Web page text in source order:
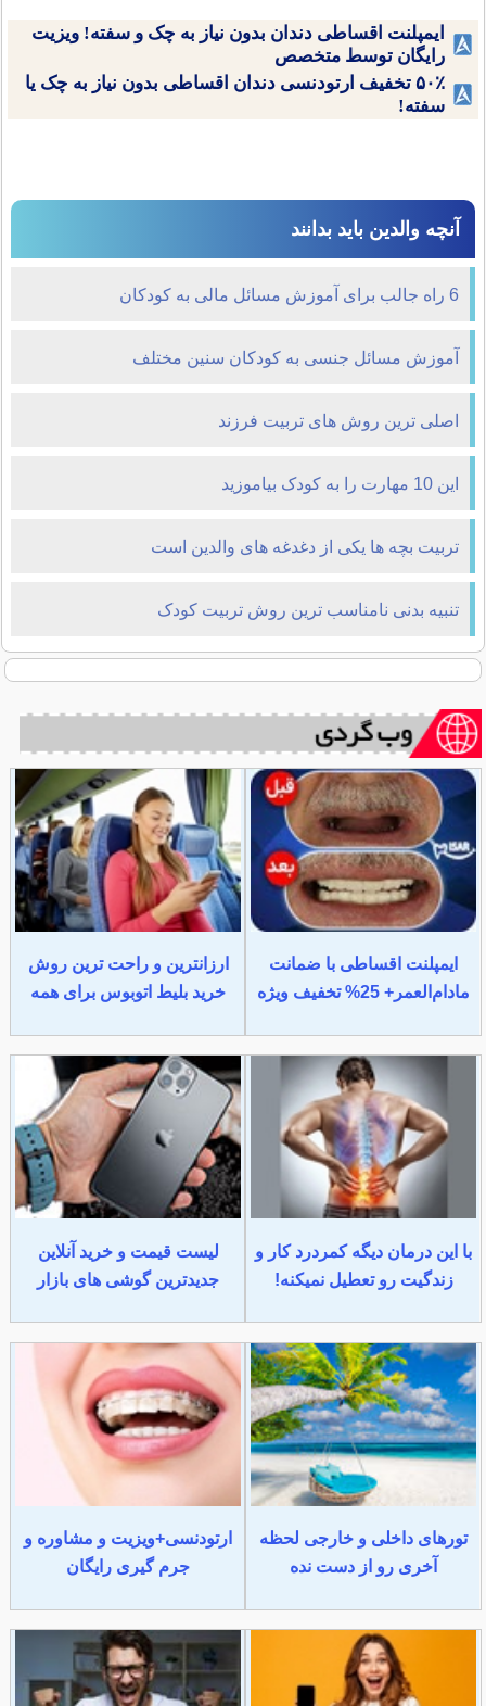
ایمپلنت اقساطی دندان بدون نیاز به چک و سفته! ویزیت
رایگان توسط متخصص
۵۰٪ تخفیف ارتودنسی دندان اقساطی بدون نیاز به چک یا
سفته!
آنچه والدین باید بدانند
6 راه جالب برای آموزش مسائل مالی به کودکان
آموزش مسائل جنسی به کودکان سنین مختلف
اصلی ترین روش های تربیت فرزند
این 10 مهارت را به کودک بیاموزید
تربیت بچه ها یکی از دغدغه های والدین است
تنبیه بدنی نامناسب ترین روش تربیت کودک
ایمپلنت اقساطی با ضمانت
مادام‌العمر+ 25% تخفیف ویژه
ارزانترین و راحت ترین روش
خرید بلیط اتوبوس برای همه
با این درمان دیگه کمردرد کار و
زندگیت رو تعطیل نمیکنه!
لیست قیمت و خرید آنلاین
جدیدترین گوشی های بازار
تورهای داخلی و خارجی لحظه
آخری رو از دست نده
ارتودنسی+ویزیت و مشاوره و
جرم گیری رایگان